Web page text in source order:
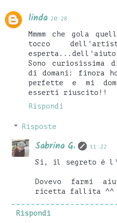
linda 20:28
Mmmm che gola
tocco
esperta...dell'aiuto
Sono
di domani: finora
perfette e mi
esserti riuscito!!
Rispondi
Risposte
Sabrina G. 11:22
Si, il segreto è
Dovevo farmi
ricetta fallita ^^
Rispondi